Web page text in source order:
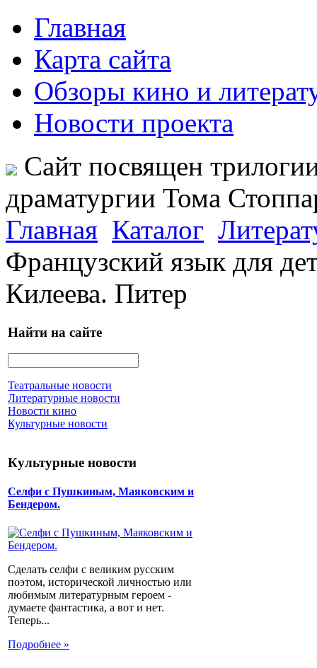
Главная
Карта сайта
Обзоры кино и
Новости проекта
Сайт посвящен
драматургии Тома
Главная Каталог
Французский язык для
Килеева. Питер
Найти на сайте
Театральные новости
Литературные новости
Новости кино
Культурные новости
Культурные новости
Селфи с Пушкиным, Маяковским и
Бендером.
Сделать селфи с великим русским
поэтом, исторической личностью или
любимым литературным героем -
думаете фантастика, а вот и нет.
Теперь...
Подробнее »